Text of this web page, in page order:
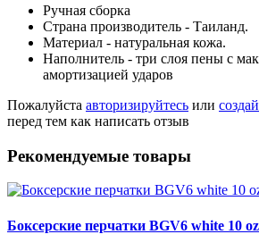
Ручная сборка
Страна производитель - Таиланд.
Материал - натуральная кожа.
Наполнитель - три слоя пены с
амортизацией ударов
Пожалуйста авторизируйтесь или
перед тем как написать отзыв
Рекомендуемые товары
Боксерские перчатки BGV6 white 10 oz